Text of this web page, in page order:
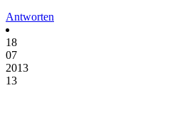
Antworten
18
07
2013
13